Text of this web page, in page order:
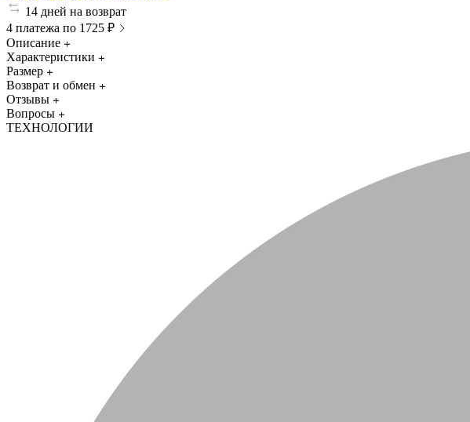
14 дней на возврат
4 платежа по 1725 ₽
Описание
Характеристики
Размер
Возврат и обмен
Отзывы
Вопросы
ТЕХНОЛОГИИ